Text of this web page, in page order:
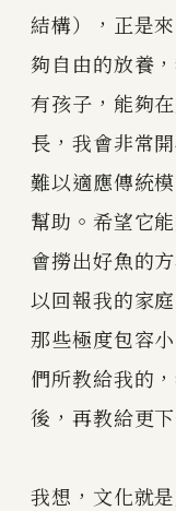
結構），正是
夠自由的放養
有孩子，能夠
長，我會非常
難以適應傳統
幫助。希望它
會撈出好魚的
以回報我的家
那些極度包容
們所教給我的
後，再教給更
我想，文化就